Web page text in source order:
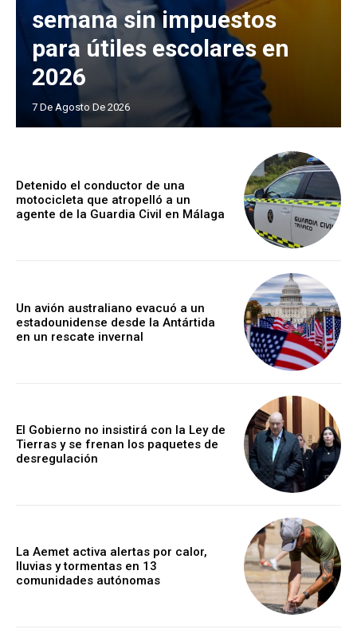
semana sin impuestos
para útiles escolares en
2026
7 De Agosto De 2026
Detenido el conductor de una
motocicleta que atropelló a un
agente de la Guardia Civil en Málaga
Un avión australiano evacuó a un
estadounidense desde la Antártida
en un rescate invernal
El Gobierno no insistirá con la Ley de
Tierras y se frenan los paquetes de
desregulación
La Aemet activa alertas por calor,
lluvias y tormentas en 13
comunidades autónomas